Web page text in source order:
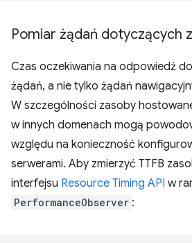
Pomiar żądań dotyczących
Czas oczekiwania na odpowiedź
żądań, a nie tylko żądań
W szczególności zasoby
w innych domenach mogą
względu na konieczność
serwerami. Aby zmierzyć TTFB
interfejsu Resource Timing API w
PerformanceObserver :